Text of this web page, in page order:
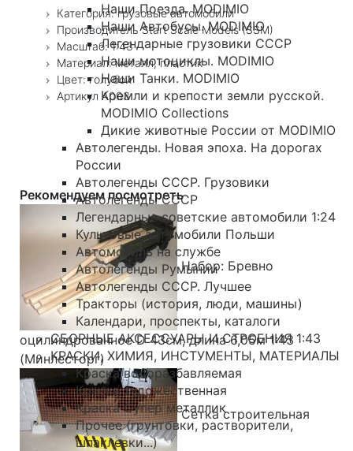
Наши Поезда. MODIMIO
Наши Автобусы. MODIMIO
Легендарные грузовики СССР
Наши мотоциклы. MODIMIO
Наши Танки. MODIMIO
Кремли и крепости земли русской.
MODIMIO Collections
Дикие животные России от MODIMIO
Автолегенды. Новая эпоха. На дорогах
России
Автолегенды СССР. Грузовики
Автолегенды СССР
Легендарные советские автомобили 1:24
Культовые автомобили Польши
Автомобиль на службе
Автолегенды Румынии
Автолегенды СССР. Лучшее
Тракторы (история, люди, машины)
Календари, проспекты, каталоги
СБОРНЫЕ АКСЕССУАРЫ И СТРОЕНИЯ 1:43
КРАСКИ, ХИМИЯ, ИНСТУМЕНТЫ, МАТЕРИАЛЫ
Краска водоразбавляемая
Краска художественная
Краска Супер металлик
Прочее (грунтовки, растворители,
шпаклевки...)
Категория: грузовые автомобили
Производитель Start Scale Models (SSM)
Масштаб: 1:43
Материал: металл, пластик
Цвет: голубой
Артикул А003
Рекомендуем посмотреть
Набор: Бревно
оцилиндрованное D 43см, длина 6,05м 1:43
(Минлесторг)
Сетка строительная